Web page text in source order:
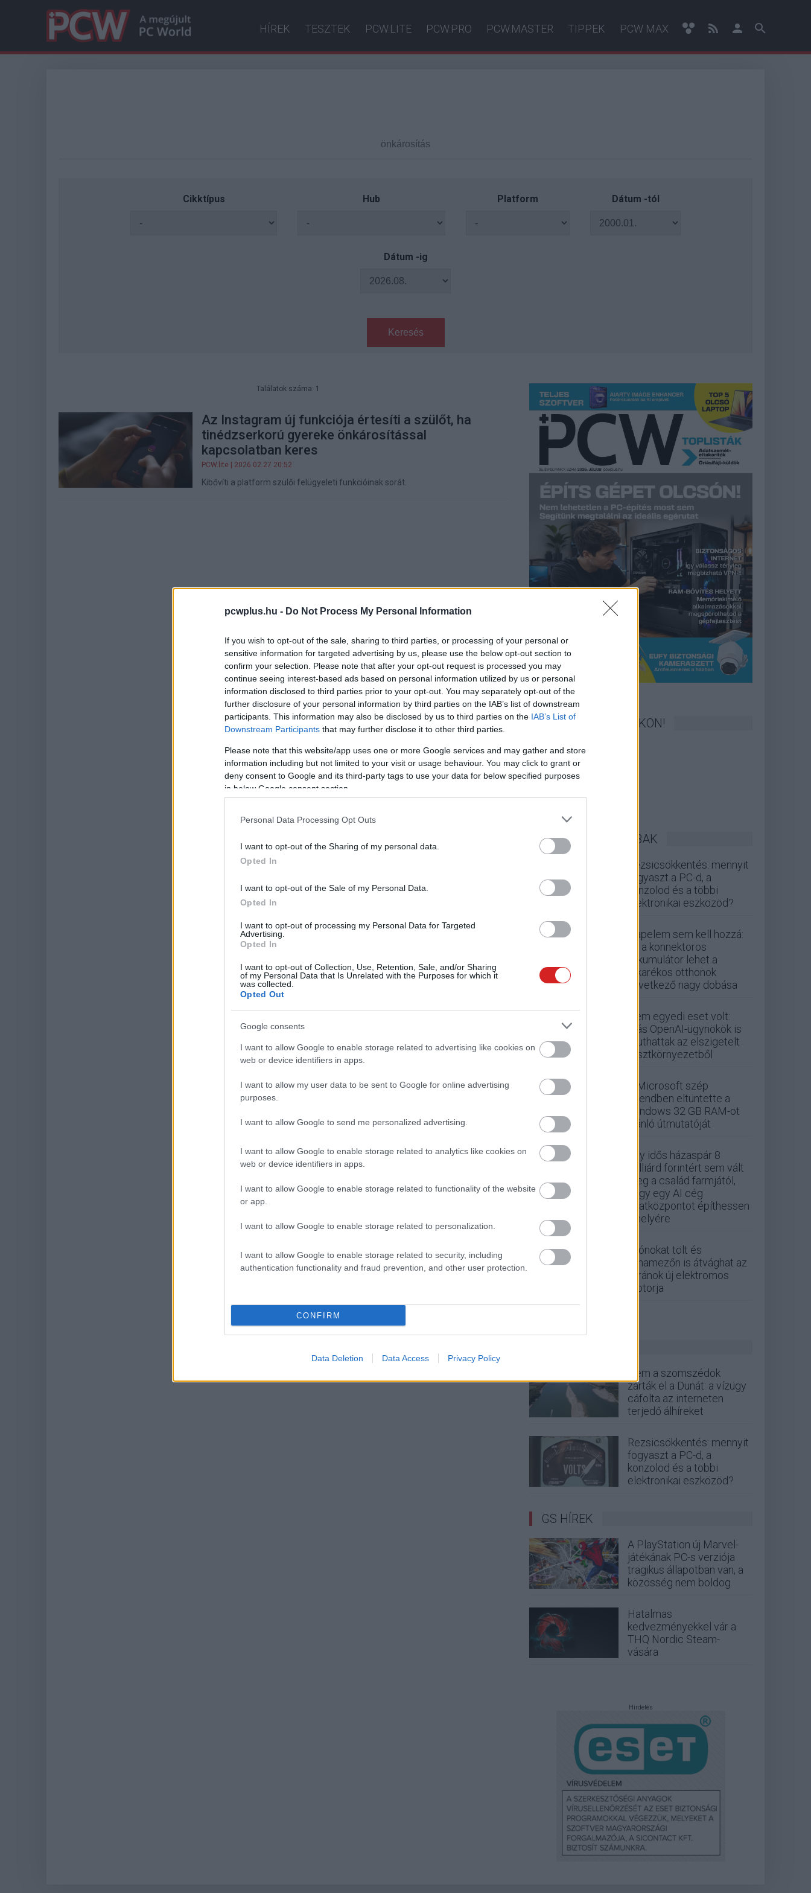
pcwplus.hu - Do Not Process My Personal Information
If you wish to opt-out of the sale, sharing to third parties, or processing of your personal or
sensitive information for targeted advertising by us, please use the below opt-out section to
confirm your selection. Please note that after your opt-out request is processed you may
continue seeing interest-based ads based on personal information utilized by us or personal
information disclosed to third parties prior to your opt-out. You may separately opt-out of the
further disclosure of your personal information by third parties on the IAB’s list of downstream
participants. This information may also be disclosed by us to third parties on the IAB’s List of
Downstream Participants that may further disclose it to other third parties.
Please note that this website/app uses one or more Google services and may gather and store
information including but not limited to your visit or usage behaviour. You may click to grant or
deny consent to Google and its third-party tags to use your data for below specified purposes
in below Google consent section.
Personal Data Processing Opt Outs
I want to opt-out of the Sharing of my personal data.
Opted In
I want to opt-out of the Sale of my Personal Data.
Opted In
I want to opt-out of processing my Personal Data for Targeted
Advertising.
Opted In
I want to opt-out of Collection, Use, Retention, Sale, and/or Sharing
of my Personal Data that Is Unrelated with the Purposes for which it
was collected.
Opted Out
Google consents
I want to allow Google to enable storage related to advertising like cookies on
web or device identifiers in apps.
I want to allow my user data to be sent to Google for online advertising
purposes.
I want to allow Google to send me personalized advertising.
I want to allow Google to enable storage related to analytics like cookies on
web or device identifiers in apps.
I want to allow Google to enable storage related to functionality of the website
or app.
I want to allow Google to enable storage related to personalization.
I want to allow Google to enable storage related to security, including
authentication functionality and fraud prevention, and other user protection.
CONFIRM
Data Deletion Data Access Privacy Policy
HÍREK TESZTEK PCW.LITE PCW.PRO PCW.MASTER TIPPEK PCW MAX
Cikktípus Hub Platform Dátum -tól
Dátum -ig
Keresés
Találatok száma: 1
Az Instagram új funkciója értesíti a szülőt, ha
tinédzserkorú gyereke önkárosítással
kapcsolatban keres
PCW.lite | 2026.02.27 20:52
Kibővíti a platform szülői felügyeleti funkcióinak sorát.
KÖVESS FACEBOOKON!
LEGOLVASOTTABBAK
Rezsicsökkentés: mennyit
fogyaszt a PC-d, a
konzolod és a többi
elektronikai eszközöd?
Napelem sem kell hozzá:
ez a konnektoros
akkumulátor lehet a
takarékos otthonok
következő nagy dobása
Nem egyedi eset volt:
más OpenAI-ügynökök is
kijuthattak az elszigetelt
tesztkörnyezetből
A Microsoft szép
csendben eltüntette a
Windows 32 GB RAM-ot
ajánló útmutatóját
Egy idős házaspár 8
milliárd forintért sem vált
meg a család farmjától,
hogy egy AI cég
adatközpontot építhessen
a helyére
Drónokat tölt és
aknamezőn is átvághat az
ukránok új elektromos
motorja
Nem a szomszédok
zárták el a Dunát: a vízügy
cáfolta az interneten
terjedő álhíreket
Rezsicsökkentés: mennyit
fogyaszt a PC-d, a
konzolod és a többi
elektronikai eszközöd?
GS HÍREK
A PlayStation új Marvel-
játékának PC-s verziója
tragikus állapotban van, a
közösség nem boldog
Hatalmas
kedvezményekkel vár a
THQ Nordic Steam-
vására
Hirdetés